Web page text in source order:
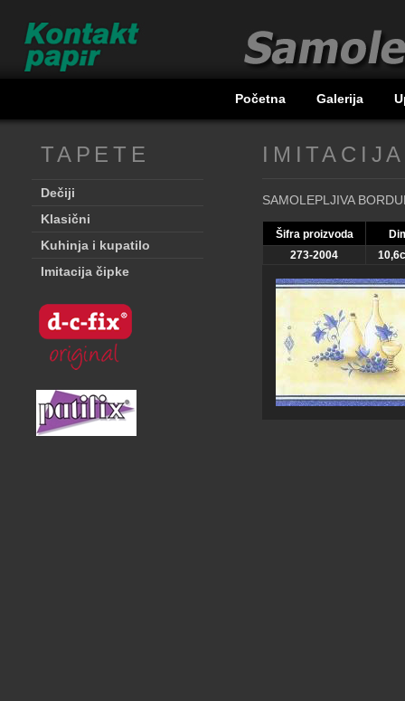
45
" />/var/www/bordure.rs/motiv.php on line46
, proizvođač d-c-fix." />
Početna Galerija
TAPETE
Dečiji
Klasični
Kuhinja i kupatilo
Imitacija čipke
SAMOLEPLJIVA
Šifra proizvoda
273-2004